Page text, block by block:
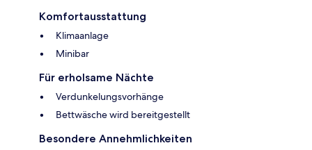
Komfortausstattung
Klimaanlage
Minibar
Für erholsame Nächte
Verdunkelungsvorhänge
Bettwäsche wird bereitgestellt
Besondere Annehmlichkeiten